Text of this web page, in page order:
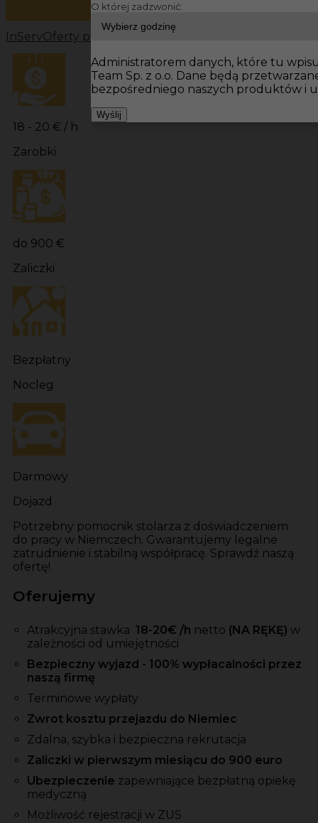
InServOferty pracy Pracownicy fizyczni Niemcy
18 - 20 € / h
Zarobki
do 900 €
Zaliczki
Bezpłatny
Nocleg
Darmowy
Dojazd
Potrzebny pomocnik stolarza z doświadczeniem
do pracy w Niemczech. Gwarantujemy legalne
zatrudnienie i stabilną współpracę. Sprawdź naszą
ofertę!
Oferujemy
Atrakcyjna stawka 18-20€ /h netto (NA RĘKĘ) w
zależności od umiejętności
Bezpieczny wyjazd - 100% wypłacalności przez
naszą firmę
Terminowe wypłaty
Zwrot kosztu przejazdu do Niemiec
Zdalna, szybka i bezpieczna rekrutacja
Zaliczki w pierwszym miesiącu do 900 euro
Ubezpieczenie zapewniające bezpłatną opiekę
medyczną
Możliwość rejestracji w ZUS
O której zadzwonić:
Administratorem danych, które tu
Team Sp. z o.o. Dane będą
bezpośredniego naszych produktów i
Wyślij